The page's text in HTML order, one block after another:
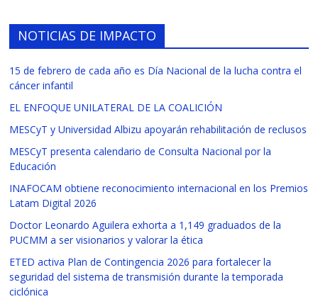
NOTICIAS DE IMPACTO
15 de febrero de cada año es Día Nacional de la lucha contra el
cáncer infantil
EL ENFOQUE UNILATERAL DE LA COALICIÓN
MESCyT y Universidad Albizu apoyarán rehabilitación de reclusos
MESCyT presenta calendario de Consulta Nacional por la
Educación
INAFOCAM obtiene reconocimiento internacional en los Premios
Latam Digital 2026
Doctor Leonardo Aguilera exhorta a 1,149 graduados de la
PUCMM a ser visionarios y valorar la ética
ETED activa Plan de Contingencia 2026 para fortalecer la
seguridad del sistema de transmisión durante la temporada
ciclónica